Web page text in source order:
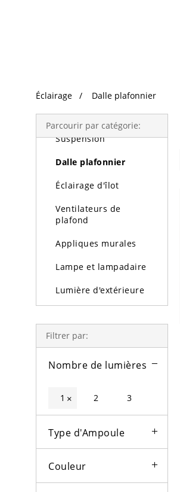
Éclairage Dalle plafonnier
Parcourir par catégorie:
Éclairage
Lustres
Suspension
Dalle plafonnier
Éclairage d'îlot
Ventilateurs de
plafond
Appliques murales
Lampe et lampadaire
Lumière d'extérieure
Filtrer par:
Nombre de lumières
1 × 2 3
Type d'Ampoule
Couleur